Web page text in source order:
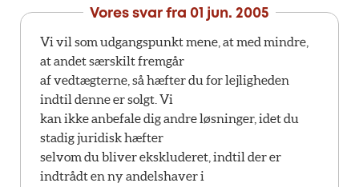
Vores svar fra 01 jun. 2005
Vi vil som udgangspunkt mene, at med mindre,
at andet særskilt fremgår
af vedtægterne, så hæfter du for lejligheden
indtil denne er solgt. Vi
kan ikke anbefale dig andre løsninger, idet du
stadig juridisk hæfter
selvom du bliver ekskluderet, indtil der er
indtrådt en ny andelshaver i